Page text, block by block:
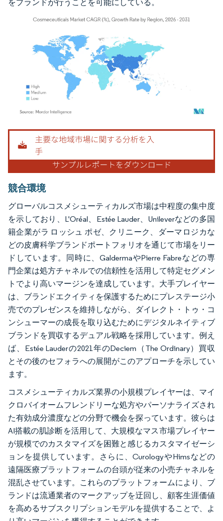
をブランドが行うことを可能にしている。
画像 © Mordor Intelligence。再利用にはCC BY 4.0の表示が必要です。
競合環境
グローバルコスメシューティカルズ市場は中程度の集中度
を示しており、L'Oréal、Estée Lauder、Unileverなどの多国
籍企業がラ ロッシュ ポゼ、クリニーク、ダーマロジカな
どの皮膚科学ブランドポートフォリオを通じて市場をリー
ドしています。同時に、GaldermaやPierre Fabreなどの専
門企業は処方チャネルでの信頼性を活用して特定セグメン
トでより高いマージンを達成しています。大手プレイヤー
は、ブランドエクイティを保護するためにプレステージ小
売でのプレゼンスを維持しながら、ダイレクト・トゥ・コ
ンシューマーの成長を取り込むためにデジタルネイティブ
ブランドを買収するデュアル戦略を採用しています。例え
ば、Estée Lauderの2021年のDeciem（The Ordinary）買収
とその後のセフォラへの展開がこのアプローチを示してい
ます。
コスメシューティカルズ業界の小規模プレイヤーは、マイ
クロバイオームフレンドリーな処方やパーソナライズされ
た有効成分濃度などの分野で機会を探っています。彼らは
AI搭載の肌診断を活用して、大規模なマス市場プレイヤー
が規模でのカスタマイズを困難と感じるカスタマイゼーシ
ョンを提供しています。さらに、CurologyやHimsなどの
遠隔医療プラットフォームの台頭が従来の小売チャネルを
混乱させています。これらのプラットフォームにより、ブ
ランドは流通業者のマークアップを迂回し、顧客生涯価値
を高めるサブスクリプションモデルを提供することで、よ